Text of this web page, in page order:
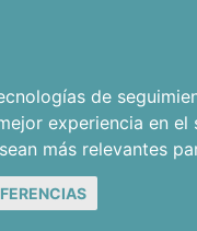
de
experiencia en el
más relevantes